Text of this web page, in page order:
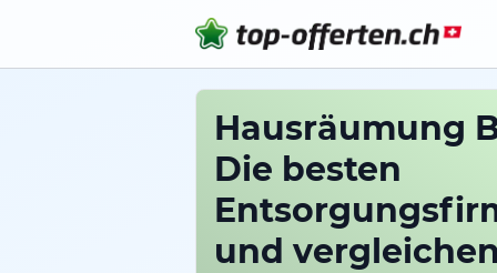
Hausräumung
Die besten
und